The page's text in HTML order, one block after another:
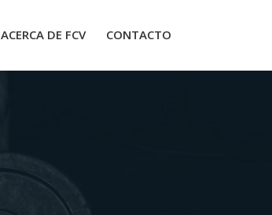
ACERCA DE FCV CONTACTO